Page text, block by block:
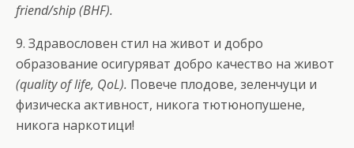
friend/ship (BHF).
9. Здравословен стил на живот и добро
образование осигуряват добро качество на живот
(quality of life, QoL). Повече плодове, зеленчуци и
физическа активност, никога тютюнопушене,
никога наркотици!